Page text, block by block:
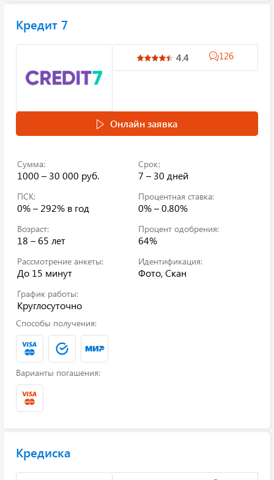
Кредит 7
4.4 126
Онлайн заявка
Сумма:
1000 – 30 000 руб.
Срок:
7 – 30 дней
ПСК:
0% – 292% в год
Процентная ставка:
0% – 0.80%
Возраст:
18 – 65 лет
Процент одобрения:
64%
Рассмотрение анкеты:
До 15 минут
Идентификация:
Фото, Скан
График работы:
Круглосуточно
Способы получения:
Варианты погашения:
Кредиска